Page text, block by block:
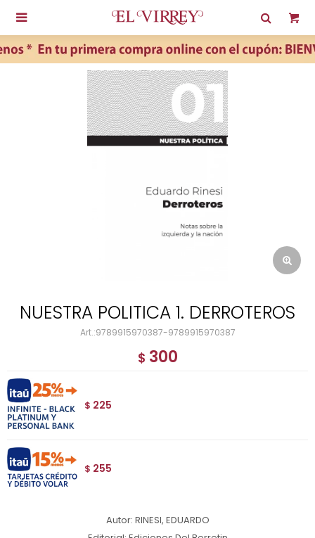

NUESTRA POLITICA 1. DERROTEROS
9789915970387-9789915970387
$ 300
$ 225
$ 255
Autor: RINESI, EDUARDO